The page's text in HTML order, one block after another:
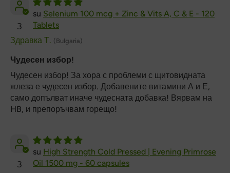
З
Selenium 100 mcg + Zinc & Vits A, C & E - 120
Tablets
Здравка Т. (Bulgaria)
Чудесен избор!
Чудесен избор! За хора с проблеми с щитовидната
жлеза е чудесен избор. Добавените витамини А и Е,
само допълват иначе чудесната добавка! Вярвам на
HB, и препоръчвам горещо!
З
High Strength Cold Pressed | Evening Primrose
Oil 1500 mg - 60 capsules